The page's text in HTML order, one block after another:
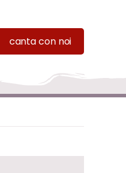
canta con noi